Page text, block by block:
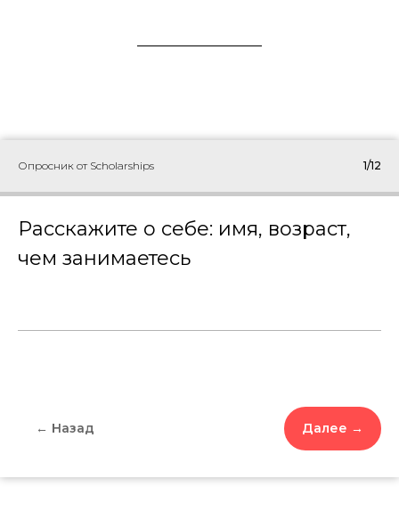
Опросник от Scholarships 1/12
Расскажите о себе: имя, возраст,
чем занимаетесь
← Назад Далее →